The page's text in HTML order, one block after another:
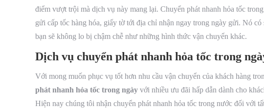
điểm vượt trội mà dịch vụ này mang lại. Chuyển phát nhanh hỏa tốc
gửi cấp tốc hàng hóa, giấy tờ tới địa chỉ nhận ngay trong ngày gửi. Nó
bạn sẽ không lo bị chậm chễ như những hình thức vận chuyển khác.
Dịch vụ chuyển phát nhanh hỏa tốc trong
Với mong muốn phục vụ tốt hơn nhu cầu vận chuyển của khách hàng
phát nhanh hỏa tốc trong ngày với nhiều ưu đãi hấp dẫn dành cho
Hiện nay chúng tôi nhận chuyển phát nhanh hỏa tốc trong nước đối với